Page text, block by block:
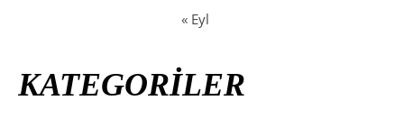
« Eyl
KATEGORİLER